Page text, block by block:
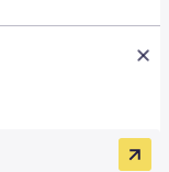
en une passe